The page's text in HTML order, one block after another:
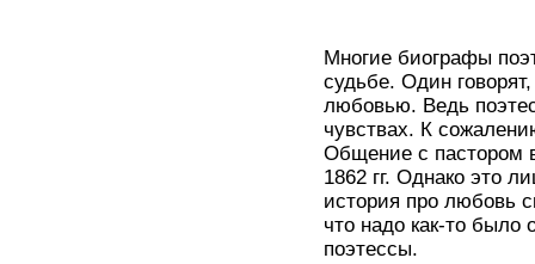
Многие биографы
судьбе. Один
любовью. Ведь
чувствах. К
Общение с пастором
1862 гг. Однако это
история про любовь
что надо как-то было
поэтессы.